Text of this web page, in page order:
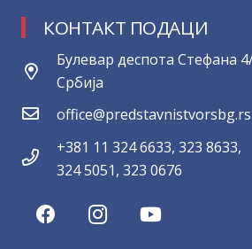
КОНТАКТ ПОДАЦИ
Булевар деспота Стефана
Србија
office@predstavnistvorsbg.rs
+381 11 324 6633, 323 8633,
324 5051, 323 0676